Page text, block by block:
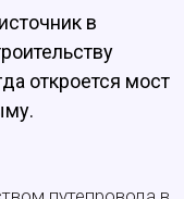
в
откроется мост